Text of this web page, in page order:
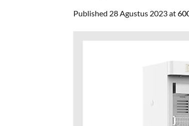
Published 28 Agustus 2023at